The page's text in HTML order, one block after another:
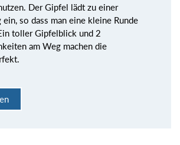
Der Gipfel lädt zu einer
so dass man eine kleine Runde
toller Gipfelblick und 2
am Weg machen die